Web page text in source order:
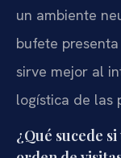
un ambiente
bufete
sirve mejor al
logística de las
¿Qué sucede